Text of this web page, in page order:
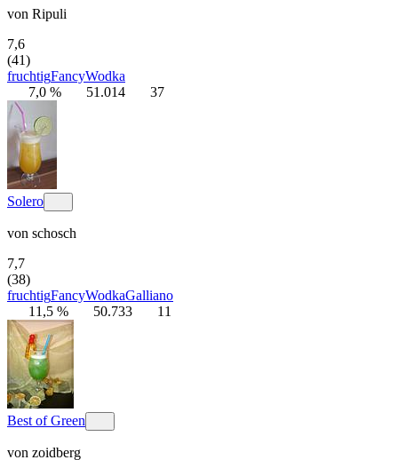
von Ripuli
7,6
(41)
fruchtigFancyWodka
7,0 %
51.014 37
Solero
von schosch
7,7
(38)
fruchtigFancyWodkaGalliano
11,5 %
50.733 11
Best of Green
von zoidberg